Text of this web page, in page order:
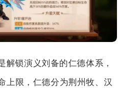
解锁演义刘备的仁德体系，
上限，仁德分为荆州牧、汉